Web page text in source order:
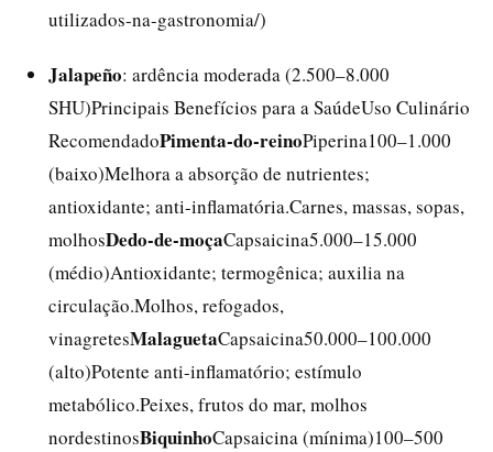
utilizados-na-gastronomia/)
Jalapeño: ardência moderada (2.500–8.000
SHU)Principais Benefícios para a SaúdeUso Culinário
RecomendadoPimenta-do-reinoPiperina100–1.000
(baixo)Melhora a absorção de nutrientes;
antioxidante; anti-inflamatória.Carnes, massas, sopas,
molhosDedo-de-moçaCapsaicina5.000–15.000
(médio)Antioxidante; termogênica; auxilia na
circulação.Molhos, refogados,
vinagretesMalaguetaCapsaicina50.000–100.000
(alto)Potente anti-inflamatório; estímulo
metabólico.Peixes, frutos do mar, molhos
nordestinosBiquinhoCapsaicina (mínima)100–500